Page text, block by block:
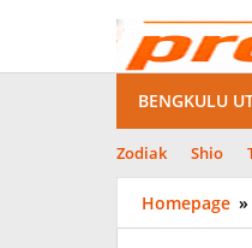
BENGKULU
Zodiak Shio
Homepage »